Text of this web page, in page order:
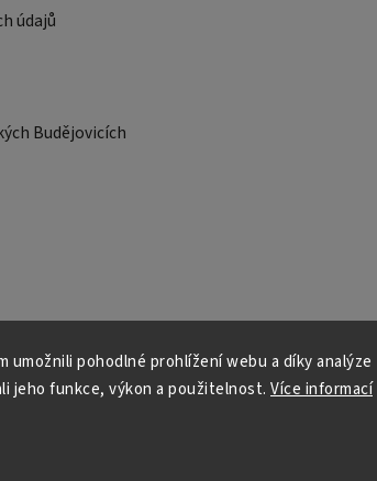
umožnili pohodlné prohlížení webu a díky analýze
jeho funkce, výkon a použitelnost. Více informací
údajů
Budějovicích